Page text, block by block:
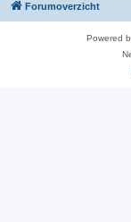
Forumoverzicht
Powered